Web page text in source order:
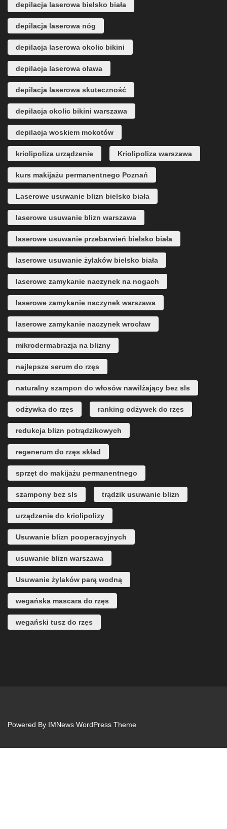
depilacja laserowa bielsko biała
depilacja laserowa nóg
depilacja laserowa okolic bikini
depilacja laserowa oława
depilacja laserowa skuteczność
depilacja okolic bikini warszawa
depilacja woskiem mokotów
kriolipoliza urządzenie Kriolipoliza warszawa
kurs makijażu permanentnego Poznań
Laserowe usuwanie blizn bielsko biała
laserowe usuwanie blizn warszawa
laserowe usuwanie przebarwień bielsko biała
laserowe usuwanie żylaków bielsko biała
laserowe zamykanie naczynek na nogach
laserowe zamykanie naczynek warszawa
laserowe zamykanie naczynek wrocław
mikrodermabrazja na blizny
najlepsze serum do rzęs
naturalny szampon do włosów nawilżający bez sls
odżywka do rzęs ranking odżywek do rzęs
redukcja blizn potrądzikowych
regenerum do rzęs skład
sprzęt do makijażu permanentnego
szampony bez sls trądzik usuwanie blizn
urządzenie do kriolipolizy
Usuwanie blizn pooperacyjnych
usuwanie blizn warszawa
Usuwanie żylaków parą wodną
wegańska mascara do rzęs
wegański tusz do rzęs
Powered By IMNews WordPress Theme